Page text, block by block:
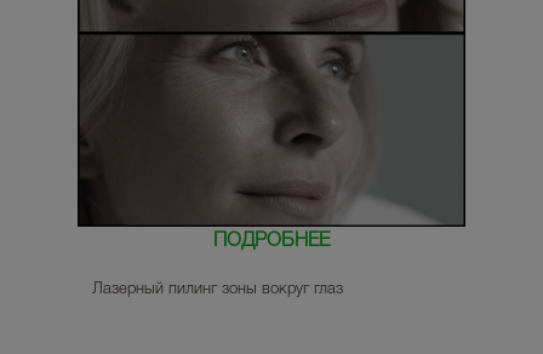
ПОДРОБНЕЕ
Лазерный пилинг зоны вокруг глаз